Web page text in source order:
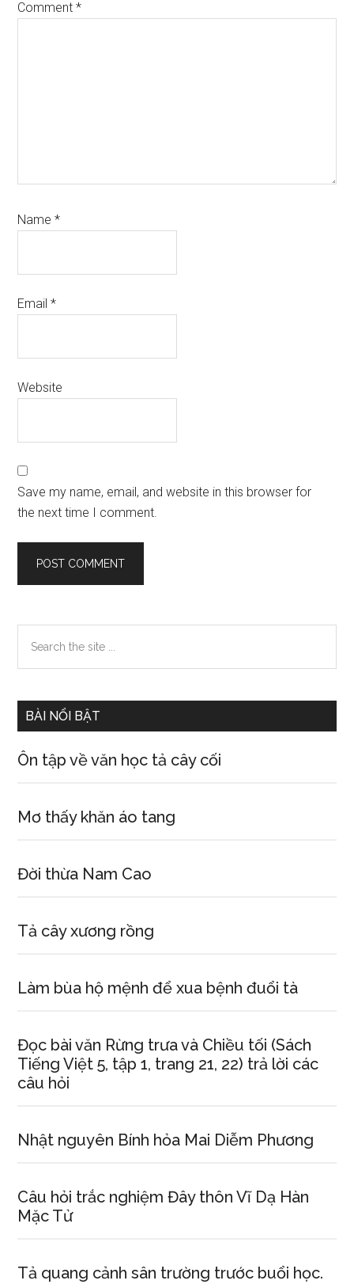
Comment*
Name*
Email*
Website
Save my name, email, and website in this browser for
the next time I comment.
Primary
Sidebar
the
BÀI NỔI BẬT
Ôn tập về văn học tả cây cối
Mơ thấy khăn áo tang
Đời thừa Nam Cao
Tả cây xương rồng
Làm bùa hộ mệnh để xua bệnh đuổi tà
Đọc bài văn Rừng trưa và Chiều tối (Sách
Tiếng Việt 5, tập 1, trang 21, 22) trả lời các
câu hỏi
Nhật nguyên Bính hỏa Mai Diễm Phương
Câu hỏi trắc nghiệm Đây thôn Vĩ Dạ Hàn
Mặc Tử
Tả quang cảnh sân trường trước buổi học.